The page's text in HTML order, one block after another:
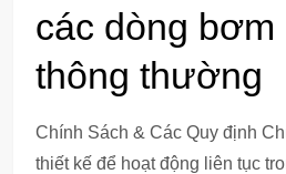
các dòng bơm
thông thường
Chính Sách & Các Quy định
thiết kế để hoạt động liên tục